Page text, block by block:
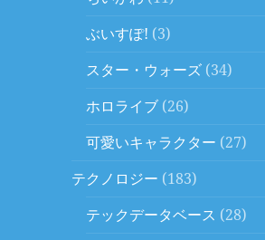
ぶいすぽ! (3)
スター・ウォーズ (34)
ホロライブ (26)
可愛いキャラクター (27)
テクノロジー (183)
テックデータベース (28)